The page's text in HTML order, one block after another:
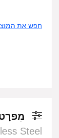
חפש את